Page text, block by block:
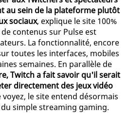
au sein de la plateforme plutôt
sociaux, explique le site 100%
contenus sur Pulse est
La fonctionnalité, encore
toutes les interfaces, mobiles
semaines. En parallèle de
Twitch a fait savoir qu'il serait
directement des jeux vidéo
voyez, le site entend désormais
simple streaming gaming.